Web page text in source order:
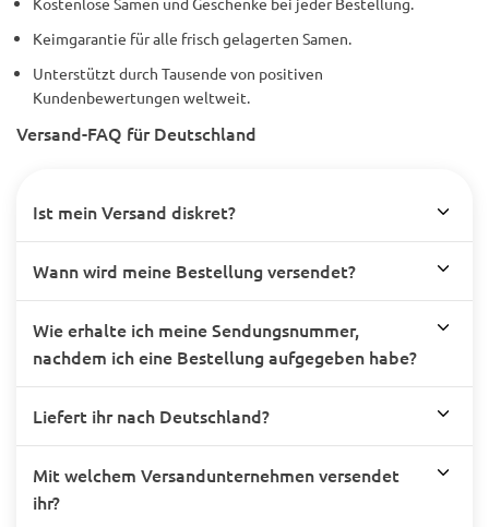
Keimgarantie für alle frisch gelagerten Samen.
Unterstützt durch Tausende von positiven
Kundenbewertungen weltweit.
Versand-FAQ für Deutschland
Ist mein Versand diskret?
Wann wird meine Bestellung versendet?
Wie erhalte ich meine Sendungsnummer,
nachdem ich eine Bestellung aufgegeben habe?
Liefert ihr nach Deutschland?
Mit welchem Versandunternehmen versendet
ihr?